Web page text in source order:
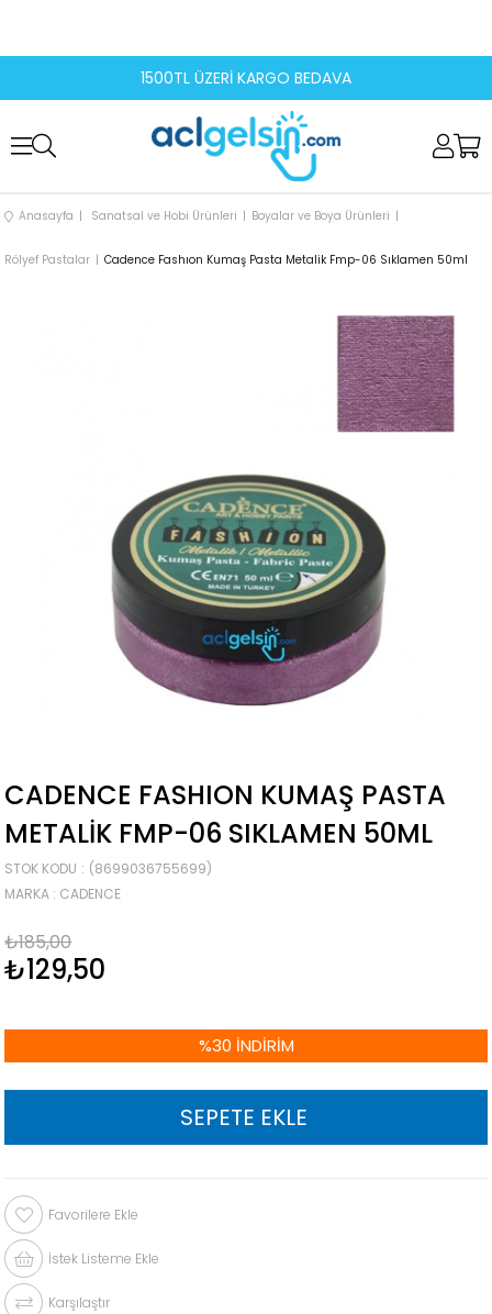
1500TL ÜZERİ KARGO BEDAVA
Anasayfa Sanatsal ve Hobi Ürünleri Boyalar ve Boya Ürünleri
Rölyef Pastalar Cadence Fashıon Kumaş Pasta Metalik Fmp-06 Sıklamen 50ml
CADENCE FASHION KUMAŞ PASTA
METALIK FMP-06 SIKLAMEN 50ML
STOK KODU
(8699036755699)
MARKA : CADENCE
₺185,00
₺129,50
%30 İNDIRIM
Favorilere Ekle
İstek Listeme Ekle
Karşılaştır